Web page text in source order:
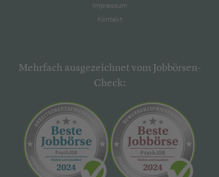
Impressum
Kontakt
Mehrfach ausgezeichnet vom Jobbörsen-
Check: